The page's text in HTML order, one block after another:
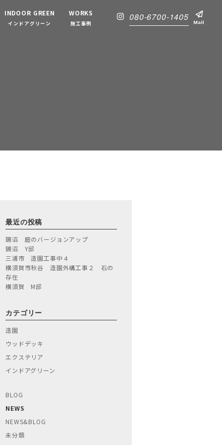
INDOOR GREEN
インドアグリーン
WORKS
施工事例
080-6700-1405
最近の投稿
鵠沼 庭のバージョンアップ
鵠沼 Y邸
三浦市 造園工事中４
横須賀市秋谷 造園外構工事２ 石の
存在
横須賀 M邸
カテゴリー
造園
ウッドデッキ
エクステリア
インドアグリーン
BLOG
NEWS
NEWS&BLOG
未分類